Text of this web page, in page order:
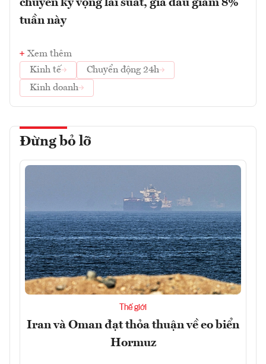
chuyển kỳ vọng lãi suất, giá dầu giảm 8%
tuần này
Xem thêm
Kinh tế
Chuyển động 24h
Kinh doanh
Đừng bỏ lỡ
Thế giới
Iran và Oman đạt thỏa thuận về eo biển
Hormuz